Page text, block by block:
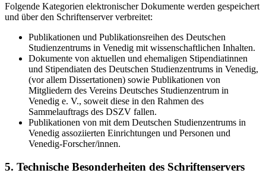
Folgende Kategorien elektronischer Dokumente werden gespeichert
und über den Schriftenserver verbreitet:
Publikationen und Publikationsreihen des Deutschen
Studienzentrums in Venedig mit wissenschaftlichen Inhalten.
Dokumente von aktuellen und ehemaligen Stipendiatinnen
und Stipendiaten des Deutschen Studienzentrums in Venedig,
(vor allem Dissertationen) sowie Publikationen von
Mitgliedern des Vereins Deutsches Studienzentrum in
Venedig e. V., soweit diese in den Rahmen des
Sammelauftrags des DSZV fallen.
Publikationen von mit dem Deutschen Studienzentrums in
Venedig assoziierten Einrichtungen und Personen und
Venedig-Forscher/innen.
5. Technische Besonderheiten des Schriftenservers